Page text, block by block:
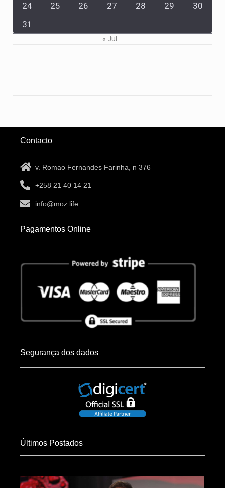
24
25 26 27 28 29
30
31
« Jul
Contacto
v. Romao Fernandes Farinha, n 376
+258 21 40 14 21
info@moz.life
Pagamentos Online
Segurança dos dados
Últimos Postados